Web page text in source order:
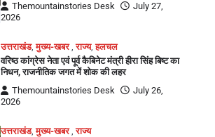
Themountainstories Desk
July 27,
2026
उत्तराखंड,मुख्य-खबर ,राज्य,हलचल
वरिष्ठ कांग्रेस नेता एवं पूर्व कैबिनेट मंत्री हीरा सिंह बिष्ट का
निधन, राजनीतिक जगत में शोक की लहर
Themountainstories Desk
July 26,
2026
उत्तराखंड,मुख्य-खबर ,राज्य